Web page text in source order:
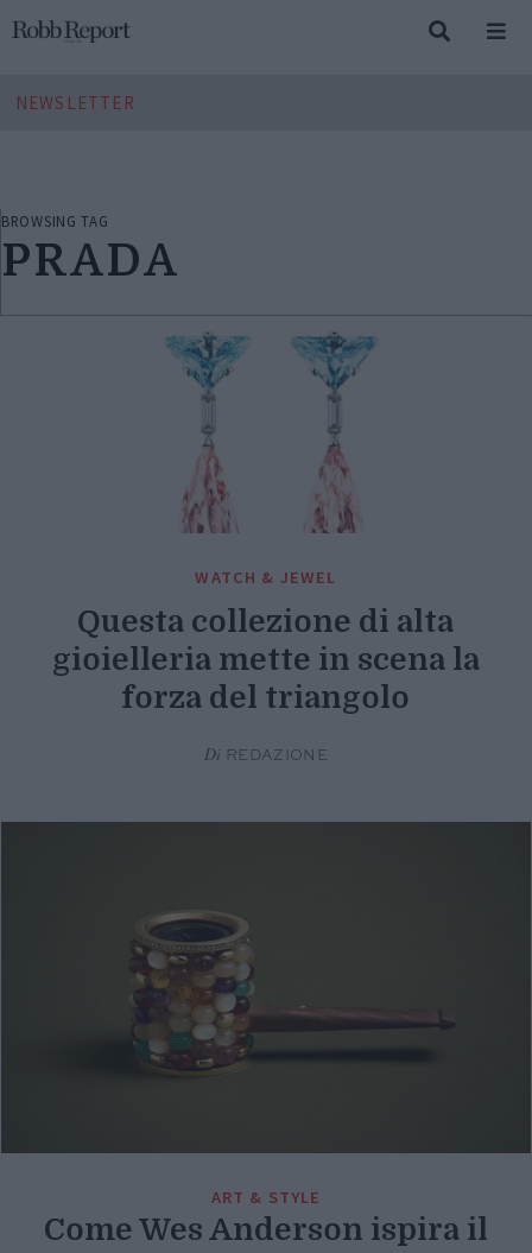
NEWSLETTER
BROWSING TAG
PRADA
WATCH & JEWEL
Questa collezione di alta
gioielleria mette in scena la
forza del triangolo
Di REDAZIONE
ART & STYLE
Come Wes Anderson ispira il